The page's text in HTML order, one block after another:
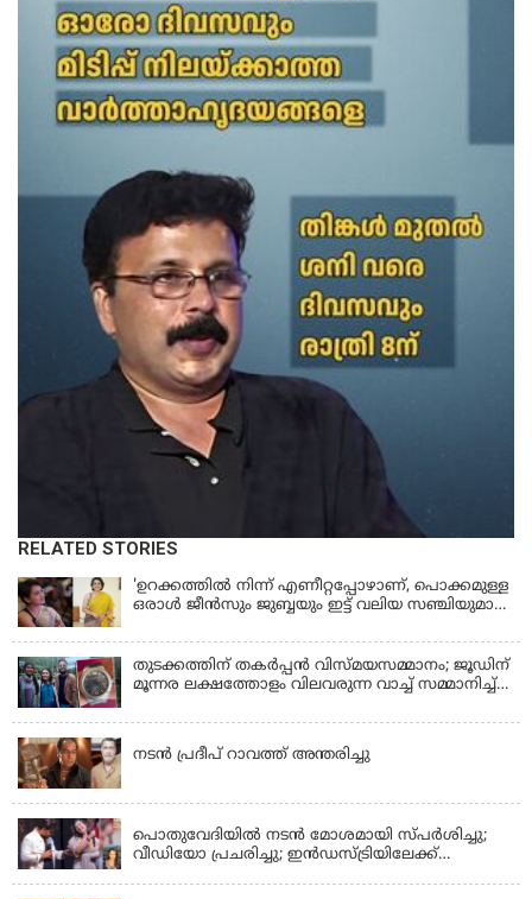
RELATED STORIES
'ഉറക്കത്തിൽ നിന്ന് എണീറ്റപ്പോഴാണ്, പൊക്കമുള്ള
ഒരാൾ ജീൻസും ജുബ്ബയും ഇട്ട് വലിയ സഞ്ചിയുമായി
മരിച്ചുപോയെന്ന് പറഞ്ഞു; ആത്മാക്കളെ കണ്ടിട്ടു
ഉണ്ടെന്ന് നടി ലെന
തുടക്കത്തിന് തകർപ്പൻ വിസ്മയസമ്മാനം; ജൂഡിന്
മൂന്നര ലക്ഷത്തോളം വിലവരുന്ന വാച്ച് സമ്മാനിച്ച്
നടൻ പ്രദീപ് റാവത്ത് അന്തരിച്ചു
പൊതുവേദിയില്‍ നടന്‍ മോശമായി സ്പര്‍ശിച്ചു;
വീഡിയോ പ്രചരിച്ചു; ഇന്‍ഡസ്ട്രിയിലേക്ക്